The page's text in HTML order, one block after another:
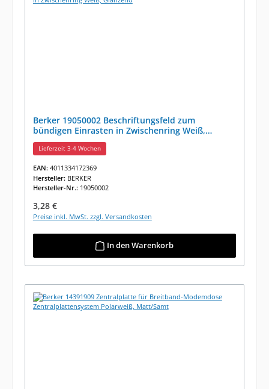
Berker 19050002 Beschriftungsfeld zum
bündigen Einrasten in Zwischenring Weiß,
Glänzend
Lieferzeit 3-4 Wochen
EAN: 4011334172369
Hersteller: BERKER
Hersteller-Nr.: 19050002
Regulärer Preis:
3,28 €
Preise inkl. MwSt. zzgl. Versandkosten
In den Warenkorb